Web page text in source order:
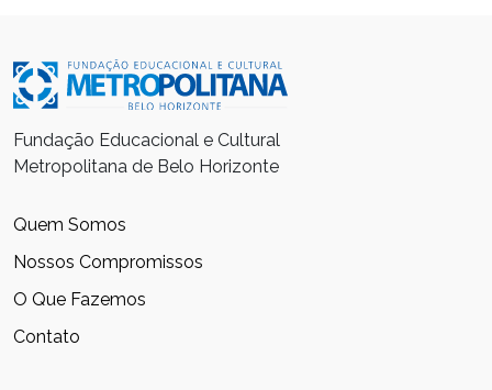
Fundação Educacional e Cultural
Metropolitana de Belo Horizonte
Quem Somos
Nossos Compromissos
O Que Fazemos
Contato